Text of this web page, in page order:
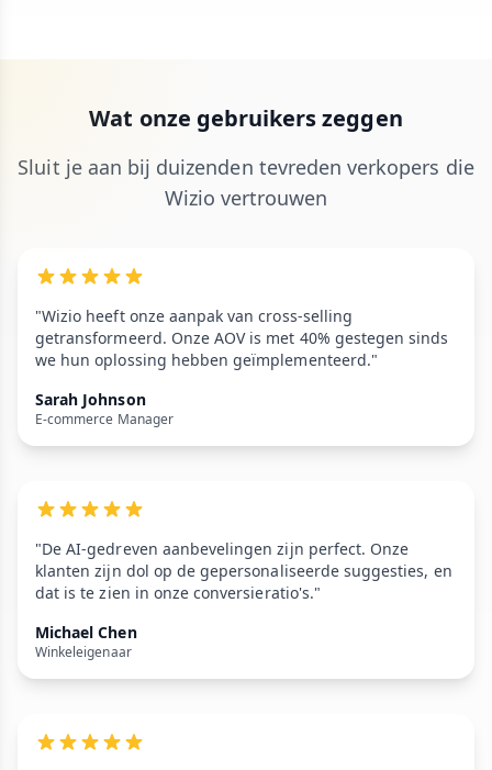
Wat onze gebruikers zeggen
Sluit je aan bij duizenden tevreden verkopers die
Wizio vertrouwen
"Wizio heeft onze aanpak van cross-selling
getransformeerd. Onze AOV is met 40% gestegen sinds
we hun oplossing hebben geïmplementeerd."
Sarah Johnson
E-commerce Manager
"De AI-gedreven aanbevelingen zijn perfect. Onze
klanten zijn dol op de gepersonaliseerde suggesties, en
dat is te zien in onze conversieratio's."
Michael Chen
Winkeleigenaar